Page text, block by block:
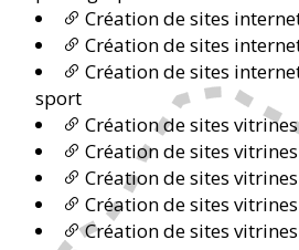
Création de sites
Création de sites
Création de sites
sport
Création de sites
Création de sites
Création de sites
Création de sites
Création de sites